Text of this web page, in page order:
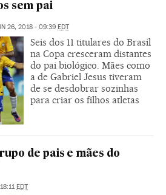
sem pai
26, 2018 - 09:39 EDT
Seis dos 11 titulares do Brasil
na Copa cresceram distantes
do pai biológico. Mães como
a de Gabriel Jesus tiveram
de se desdobrar sozinhas
para criar os filhos atletas
de pais e mães do
EDT